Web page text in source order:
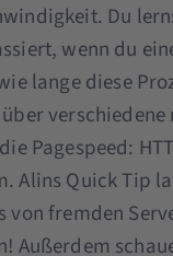
Du
wenn du
lange diese
verschiedene
Pagespeed:
Alins Quick Tip
von fremden
Außerdem